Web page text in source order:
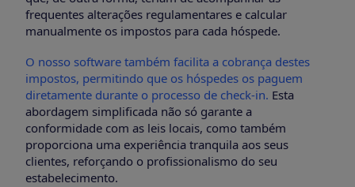
frequentes alterações regulamentares e calcular
manualmente os impostos para cada hóspede.
O nosso software também facilita a cobrança destes
impostos, permitindo que os hóspedes os paguem
diretamente durante o processo de check-in. Esta
abordagem simplificada não só garante a
conformidade com as leis locais, como também
proporciona uma experiência tranquila aos seus
clientes, reforçando o profissionalismo do seu
estabelecimento.